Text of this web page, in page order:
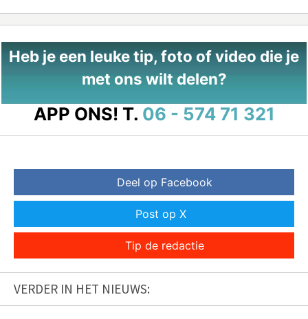
Heb je een leuke tip, foto of video die je
met ons wilt delen?
APP ONS! T. 06 - 574 71 321
Deel op Facebook
Post op X
Tip de redactie
VERDER IN HET NIEUWS: